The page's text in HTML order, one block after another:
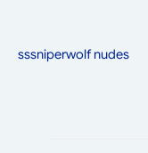
sssniperwolf nudes